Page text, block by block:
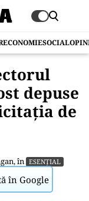
ECONOMIESOCIAL
depuse
de
, în ESENȚIAL
în Google